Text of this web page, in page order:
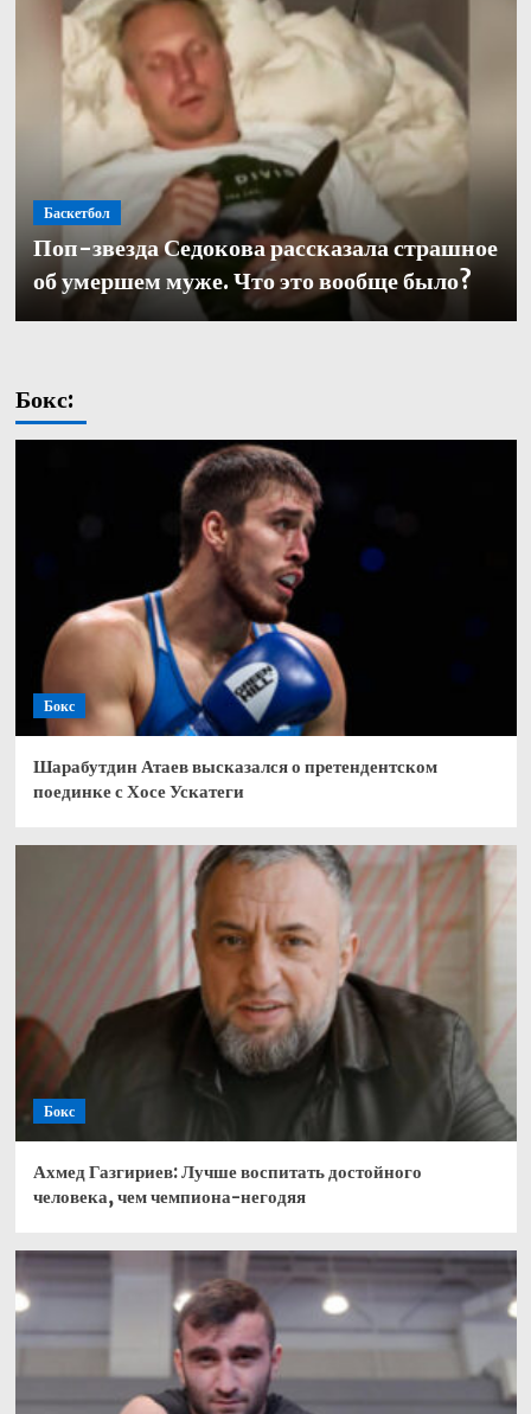
Баскетбол
Поп-звезда Седокова рассказала страшное
об умершем муже. Что это вообще было?
Баскетбол
Александр Церковный покинул должность
генерального директора баскетбольного «Зенита»
Баскетбол
Кулагин — о переходе в «Зенит»: «Довелось
работать с одними из лучших тренеров в нашей части
света. Иванович не исключение»
Бокс:
Бокс
Шарабутдин Атаев высказался о претендентском
поединке с Хосе Ускатеги
Бокс
Ахмед Газгириев: Лучше воспитать достойного
человека, чем чемпиона-негодяя